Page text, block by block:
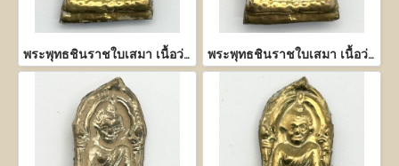
พระพุทธชินราชใบเสมา เนื้อว่าน หน้าทอง พระพุทธชินราชใบเสมา เนื้อว่าน หน้าทอง